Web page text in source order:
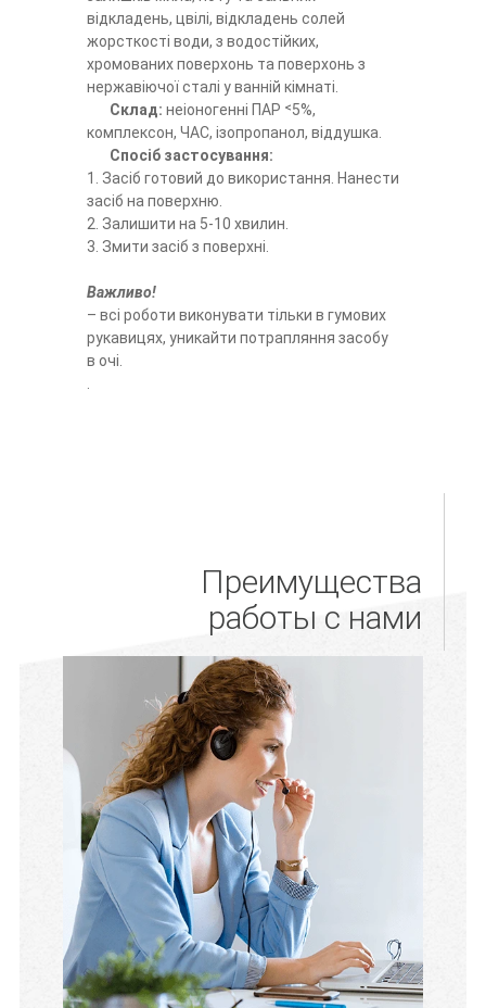
відкладень, цвілі, відкладень солей
жорсткості води, з водостійких,
хромованих поверхонь та поверхонь з
нержавіючої сталі у ванній кімнаті.
Склад: неіоногенні ПАР ˂5%,
комплексон, ЧАС, ізопропанол, віддушка.
Спосіб застосування:
1. Засіб готовий до використання. Нанести
засіб на поверхню.
2. Залишити на 5-10 хвилин.
3. Змити засіб з поверхні.
Важливо!
– всі роботи виконувати тільки в гумових
рукавицях, уникайти потрапляння засобу
в очі.
.
Преимущества
работы с нами